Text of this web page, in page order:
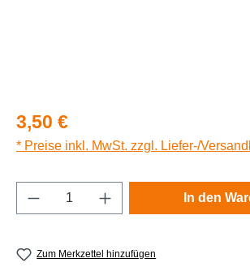
Regulärer Preis:
3,50 €
* Preise inkl. MwSt. zzgl. Liefer-/
Produkt Anzahl: Gib den
In den
Zum Merkzettel hinzufügen